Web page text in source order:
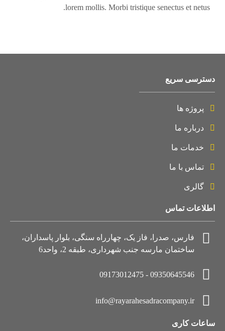
lorem mollis. Morbi tristique senectus et netus.
دسترسی سریع
پروژه ها
درباره ما
خدمات ما
تماس با ما
گالری
اطلاعات تماس
فارس، صدرا، فاز یک، چهارراه سنگی، بلوار پاسداران،
ساختمان مارسه جنب شهرداری، طبقه 2، واحد6
09350645546 - 09173012475
info@rayarahesadracompany.ir
ساعات کاری